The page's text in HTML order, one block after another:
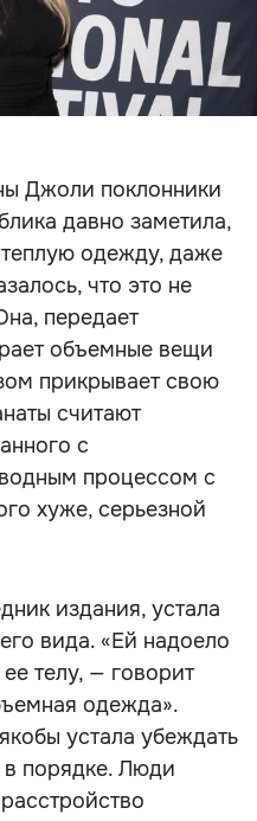
Джоли поклонники
давно заметила,
теплую одежду, даже
что это не
передает
объемные вещи
прикрывает свою
считают
с
процессом с
хуже, серьезной
издания, устала
вида. «Ей надоело
телу, — говорит
одежда».
устала убеждать
в порядке. Люди